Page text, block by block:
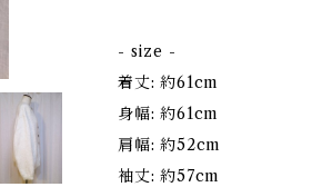
- size -
着丈: 約61cm
身幅: 約61cm
肩幅: 約52cm
袖丈: 約57cm